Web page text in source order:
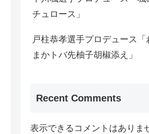
チュロース」
戸柱恭孝選手プロデュース「
まかトバ先柚子胡椒添え」
Recent Comments
表示できるコメントはありま